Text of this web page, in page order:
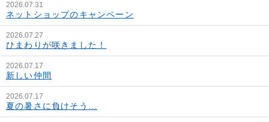
2026.07.31
ネットショップのキャンペーン
2026.07.27
ひまわりが咲きました！
2026.07.17
新しい仲間
2026.07.17
夏の暑さに負けそう…